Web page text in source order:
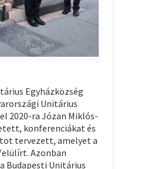
Egyházközség
Unitárius
2020-ra Józan Miklós-
konferenciákat és
tervezett, amelyet a
Azonban
Budapesti Unitárius